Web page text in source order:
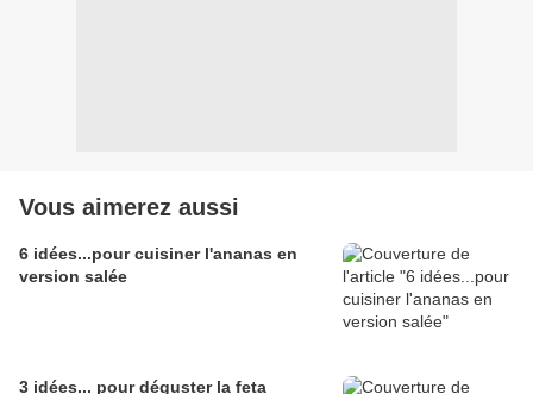
Vous aimerez aussi
6 idées...pour cuisiner l'ananas en
version salée
3 idées... pour déguster la feta